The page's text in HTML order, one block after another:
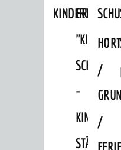
PROJEKT
"KINDER
SCHÜTZEN
-
KINDER
STÄRKEN"
/
/